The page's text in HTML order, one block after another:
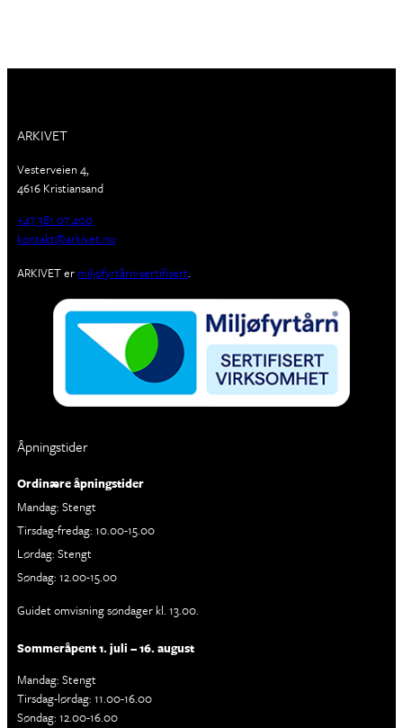
ARKIVET
Vesterveien 4,
4616 Kristiansand
+47 381 07 400
kontakt@arkivet.no
ARKIVET er miljøfyrtårn-sertifisert.
Åpningstider
Ordinære åpningstider
Mandag: Stengt
Tirsdag-fredag: 10.00-15.00
Lørdag: Stengt
Søndag: 12.00-15.00
Guidet omvisning søndager kl. 13.00.
Sommeråpent 1. juli – 16. august
Mandag: Stengt
Tirsdag-lørdag: 11.00-16.00
Søndag: 12.00-16.00